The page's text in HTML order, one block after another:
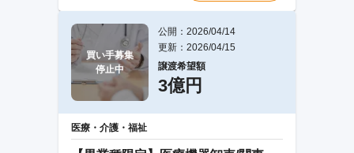
買い手募集
停止中
公開：2026/04/14
更新：2026/04/15
譲渡希望額
3億円
医療・介護・福祉